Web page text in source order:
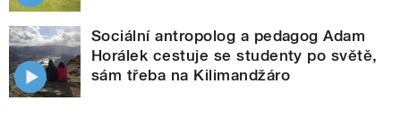
Sociální antropolog a pedagog Adam
Horálek cestuje se studenty po světě,
sám třeba na Kilimandžáro